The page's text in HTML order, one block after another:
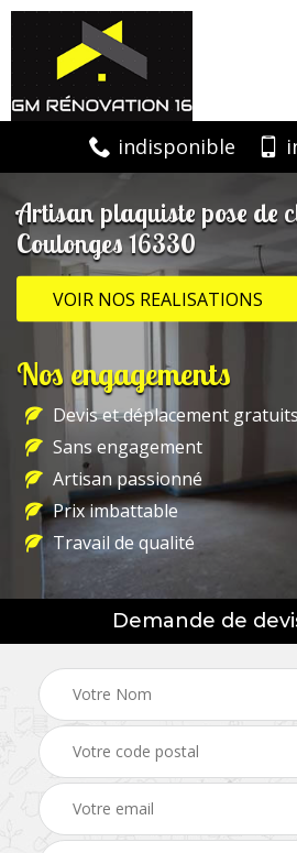
indisponible
Artisan plaquiste pose de
Coulonges 16330
VOIR NOS REALISATIONS
Nos engagements
Devis et déplacement gratuits
Sans engagement
Artisan passionné
Prix imbattable
Travail de qualité
Demande de